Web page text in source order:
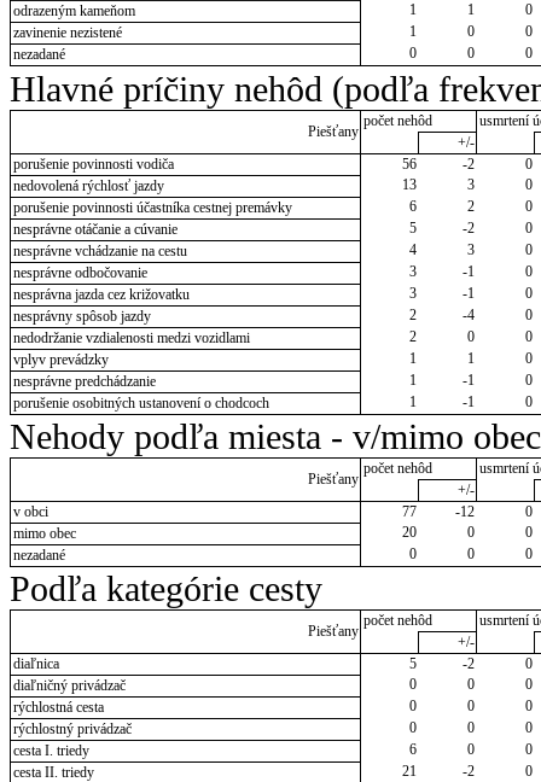
odrazeným kameňom
1 1
0
zavinenie nezistené
1 0
0
nezadané
0 0 0
Hlavné príčiny nehôd (podľa
Piešťany
počet nehôd
usmrtení
+/-
porušenie povinnosti vodiča
56 -2
0
nedovolená rýchlosť jazdy
13 3
0
porušenie povinnosti účastníka cestnej premávky
6 2
0
nesprávne otáčanie a cúvanie
5 -2
0
nesprávne vchádzanie na cestu
4 3
0
nesprávne odbočovanie
3 -1
0
nesprávna jazda cez križovatku
3 -1
0
nesprávny spôsob jazdy
2 -4
0
nedodržanie vzdialenosti medzi vozidlami
2 0
0
vplyv prevádzky
1 1
0
nesprávne predchádzanie
1 -1
0
porušenie osobitných ustanovení o chodcoch
1 -1 0
Nehody podľa miesta - v/mimo obec
Piešťany
počet nehôd
usmrtení
+/-
v obci
77 -12
0
mimo obec
20 0
0
nezadané
0 0 0
Podľa kategórie cesty
Piešťany
počet nehôd
usmrtení
+/-
diaľnica
5 -2
0
diaľničný privádzač
0 0
0
rýchlostná cesta
0 0
0
rýchlostný privádzač
0 0
0
cesta I. triedy
6 0
0
cesta II. triedy
21 -2
0